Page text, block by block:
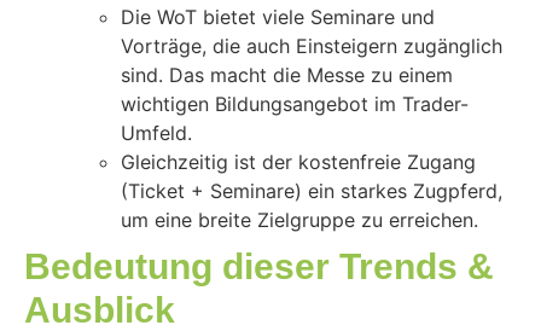
Die WoT bietet viele Seminare und
Vorträge, die auch Einsteigern zugänglich
sind. Das macht die Messe zu einem
wichtigen Bildungsangebot im Trader-
Umfeld.
Gleichzeitig ist der kostenfreie Zugang
(Ticket + Seminare) ein starkes Zugpferd,
um eine breite Zielgruppe zu erreichen.
Bedeutung dieser Trends &
Ausblick